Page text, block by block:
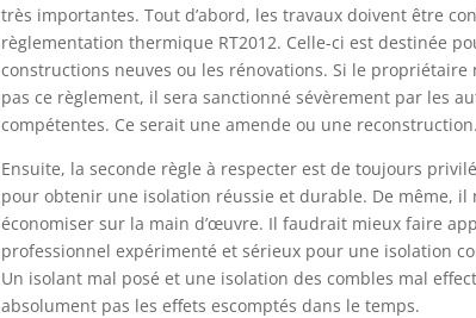
très importantes. Tout d’abord, les travaux doivent être
règlementation thermique RT2012. Celle-ci est destinée
constructions neuves ou les rénovations. Si le propriétaire
pas ce règlement, il sera sanctionné sévèrement par les
compétentes. Ce serait une amende ou une reconstruction.
Ensuite, la seconde règle à respecter est de toujours
pour obtenir une isolation réussie et durable. De même, il
économiser sur la main d’œuvre. Il faudrait mieux faire
professionnel expérimenté et sérieux pour une isolation
Un isolant mal posé et une isolation des combles mal
absolument pas les effets escomptés dans le temps.